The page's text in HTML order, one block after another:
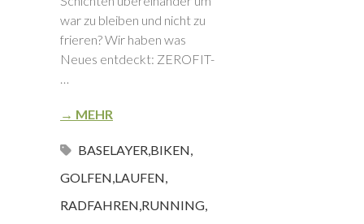
war zu bleiben und nicht zu
frieren? Wir haben was
Neues entdeckt: ZEROFIT-
…
→ MEHR
BASELAYER,BIKEN,
GOLFEN,LAUFEN,
RADFAHREN,RUNNING,